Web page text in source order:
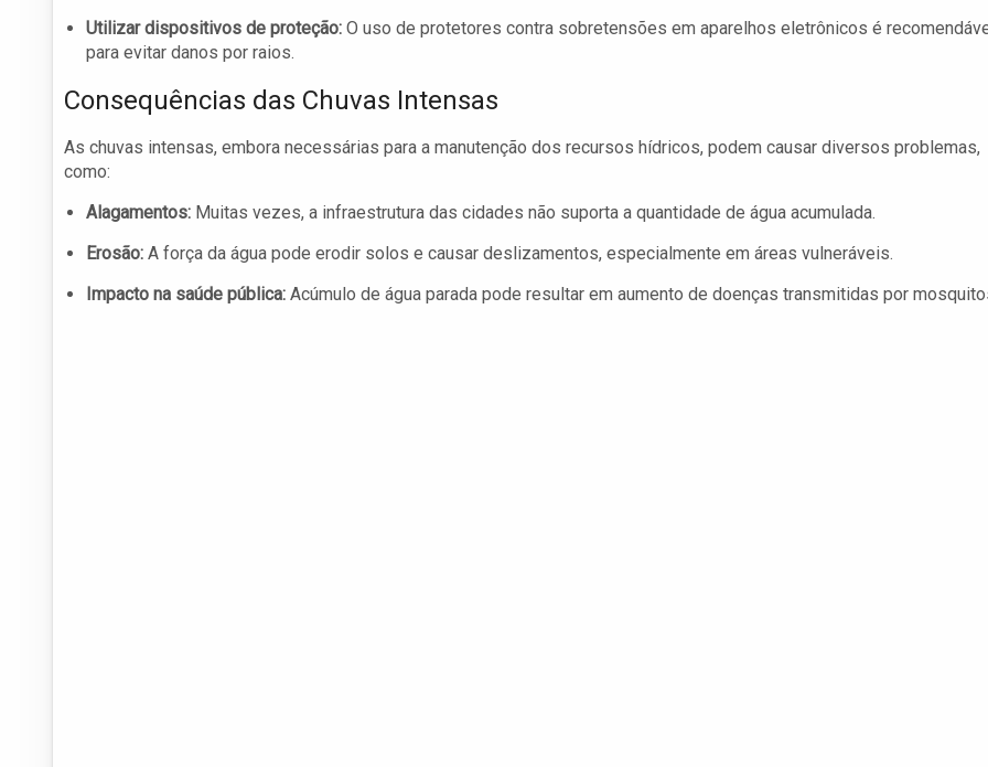
Utilizar dispositivos de proteção: O uso de protetores contra sobretensões em aparelhos eletrônicos é
para evitar danos por raios.
Consequências das Chuvas Intensas
As chuvas intensas, embora necessárias para a manutenção dos recursos hídricos, podem causar diversos problemas,
como:
Alagamentos: Muitas vezes, a infraestrutura das cidades não suporta a quantidade de água acumulada.
Erosão: A força da água pode erodir solos e causar deslizamentos, especialmente em áreas vulneráveis.
Impacto na saúde pública: Acúmulo de água parada pode resultar em aumento de doenças transmitidas por